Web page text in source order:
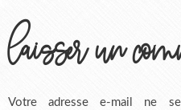
laisser un
Votre adresse e-mail ne